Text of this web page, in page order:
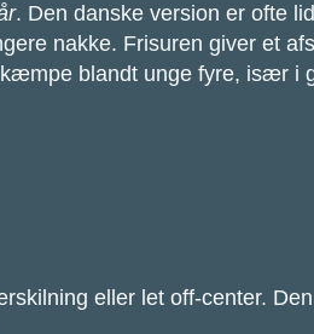
. Den danske version er ofte
nakke. Frisuren giver et
blandt unge fyre, især i
eller let off-center.